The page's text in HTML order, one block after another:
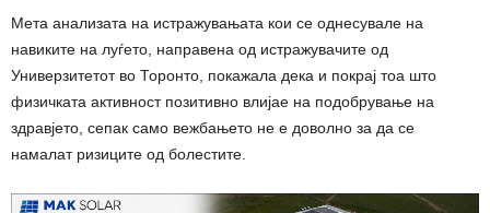
Мета анализата на истражувањата кои се однесувале на
навиките на луѓето, направена од истражувачите од
Универзитетот во Торонто, покажала дека и покрај тоа што
физичката активност позитивно влијае на подобрување на
здравјето, сепак само вежбањето не е доволно за да се
намалат ризиците од болестите.